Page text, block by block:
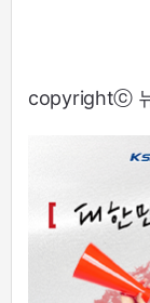
copyrightⓒ